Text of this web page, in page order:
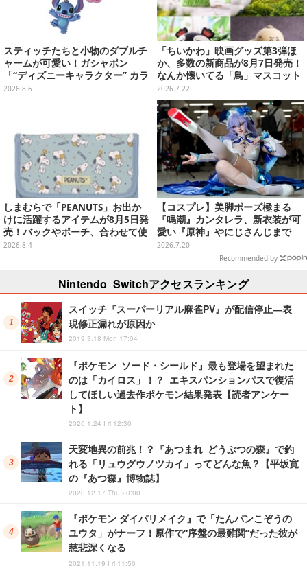
スティッチたちと小物のダブルチ
ャームが可愛い！ガシャポン
「“ディズニーキャラクター” カラ
フルマルチチャーム」が発売
2026.8.6
「ちいかわ」映画グッズ第3弾ほ
か、多数の新商品が8月7日発売！
なんか懐いてる「鳥」マスコット
や場面写アイテムなど必見のライ
ンナップ
2026.7.22
しまむらで「PEANUTS」お出か
けに活躍するアイテムが8月5日発
売！バックやポーチ、合わせて使
いたいリール付きカラビナなど
2026.8.4
【コスプレ】美脚ポーズ極まる
『鳴潮』カンタレラ、新衣装が可
愛い『原神』やにじさんじまで
「アコスタ池袋」美麗レイヤー11
選【写真50枚】
2026.7.20
Recommended by
Nintendo Switchアクセスランキング
スイッチ『スーパーリアル麻雀PV』が配信停止―表
現修正漏れが原因か
2019.3.18 Mon 17:04
『ポケモン ソード・シールド』最も登場を望まれた
のは「カイロス」！？ エキスパンションパスで復活
してほしい過去作ポケモン結果発表【読者アンケー
ト】
2020.1.24 Fri 12:30
天変地異の前兆！？『あつまれ どうぶつの森』で釣
れる「リュウグウノツカイ」ってどんな魚？【平坂寛
の『あつ森』博物誌】
2020.12.17 Thu 20:00
『ポケモン ダイパリメイク』で「たんパンこぞうの
ユウタ」がナーフ！原作で“序盤の最難関”だった彼が
慈悲深くなる
2021.11.19 Fri 11:50